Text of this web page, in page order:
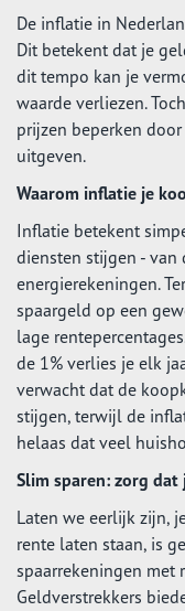
De inflatie in
Dit betekent dat je
dit tempo kan je
waarde verliezen.
prijzen beperken
uitgeven.
Waarom inflatie je
Inflatie betekent
diensten stijgen -
energierekeningen.
spaargeld op een
lage
de 1% verlies je elk
verwacht dat de
stijgen, terwijl de
helaas dat veel
Slim sparen: zorg
Laten we eerlijk zijn,
rente laten staan, is
spaarrekeningen met
Geldverstrekkers